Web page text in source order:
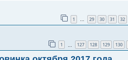
1 … 29 30 31 32
1 127 128 129 130